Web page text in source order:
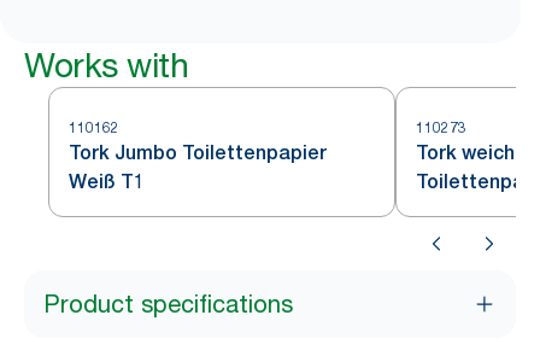
Works with
110162
Tork Jumbo Toilettenpapier
Weiß T1
110273
Tork
Product specifications